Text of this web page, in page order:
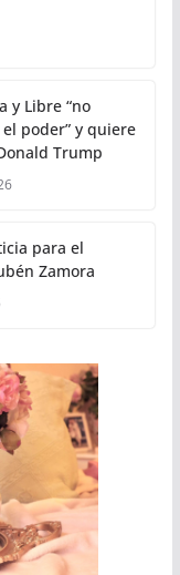
y Libre “no
poder” y quiere
Trump
para el
Zamora